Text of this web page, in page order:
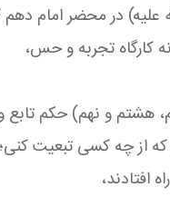
علیه) در محضر امام
كارگاه تجربه و حس،
هشتم و نهم) حكم تابع و
از چه كسی تبعیت كنی؛
افتادند،